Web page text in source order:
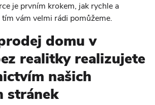
je prvním krokem, jak rychle a
vám velmi rádi pomůžeme.
domu v
realitky realizujete
našich
stránek